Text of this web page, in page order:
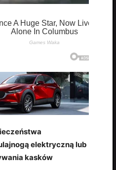
elektryczną lub
kasków